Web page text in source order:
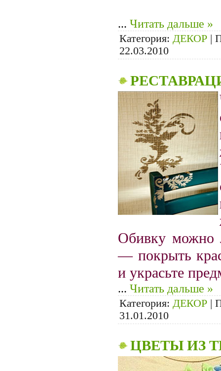
... Читать дальше »
Категория: ДЕКОР |
22.03.2010
Обивку можно
— покрыть
и украсьте
... Читать дальше »
Категория: ДЕКОР |
31.01.2010
ЦВЕТЫ ИЗ